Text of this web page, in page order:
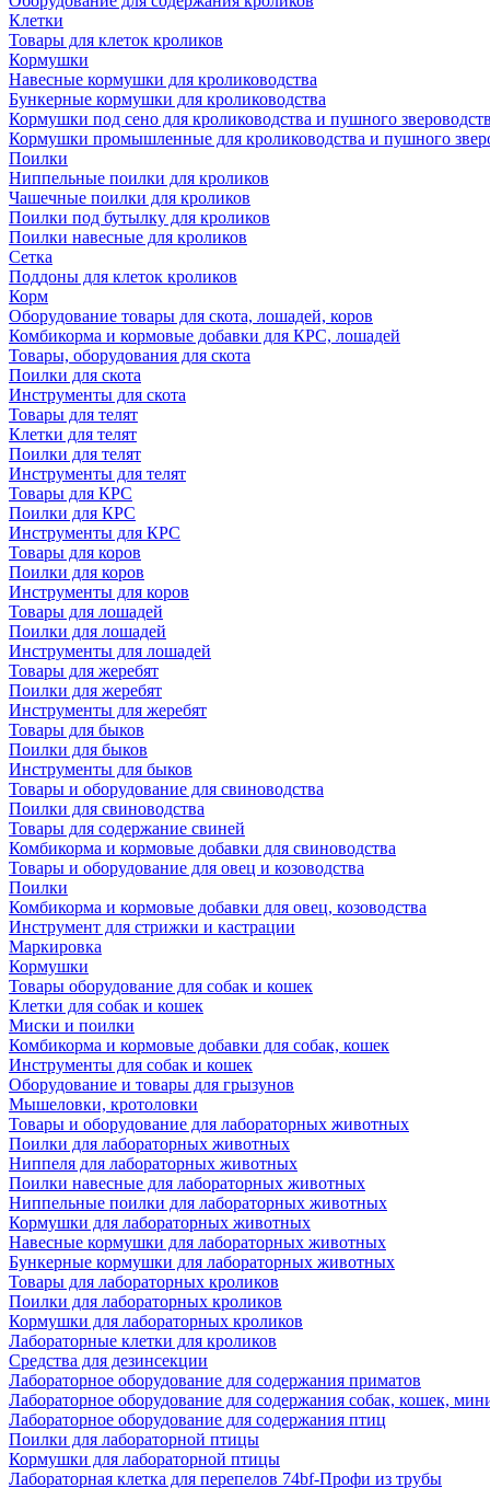
Клетки
Товары для клеток кроликов
Кормушки
Навесные кормушки для кролиководства
Бункерные кормушки для кролиководства
Кормушки под сено для кролиководства и пушного
Кормушки промышленные для кролиководства и пушного
Поилки
Ниппельные поилки для кроликов
Чашечные поилки для кроликов
Поилки под бутылку для кроликов
Поилки навесные для кроликов
Сетка
Поддоны для клеток кроликов
Корм
Оборудование товары для скота, лошадей, коров
Комбикорма и кормовые добавки для КРС, лошадей
Товары, оборудования для скота
Поилки для скота
Инструменты для скота
Товары для телят
Клетки для телят
Поилки для телят
Инструменты для телят
Товары для КРС
Поилки для КРС
Инструменты для КРС
Товары для коров
Поилки для коров
Инструменты для коров
Товары для лошадей
Поилки для лошадей
Инструменты для лошадей
Товары для жеребят
Поилки для жеребят
Инструменты для жеребят
Товары для быков
Поилки для быков
Инструменты для быков
Товары и оборудование для свиноводства
Поилки для свиноводства
Товары для содержание свиней
Комбикорма и кормовые добавки для свиноводства
Товары и оборудование для овец и козоводства
Поилки
Комбикорма и кормовые добавки для овец, козоводства
Инструмент для стрижки и кастрации
Маркировка
Кормушки
Товары оборудование для собак и кошек
Клетки для собак и кошек
Миски и поилки
Комбикорма и кормовые добавки для собак, кошек
Инструменты для собак и кошек
Оборудование и товары для грызунов
Мышеловки, кротоловки
Товары и оборудование для лабораторных животных
Поилки для лабораторных животных
Ниппеля для лабораторных животных
Поилки навесные для лабораторных животных
Ниппельные поилки для лабораторных животных
Кормушки для лабораторных животных
Навесные кормушки для лабораторных животных
Бункерные кормушки для лабораторных животных
Товары для лабораторных кроликов
Поилки для лабораторных кроликов
Кормушки для лабораторных кроликов
Лабораторные клетки для кроликов
Средства для дезинсекции
Лабораторное оборудование для содержания приматов
Лабораторное оборудование для содержания собак, кошек,
Лабораторное оборудование для содержания птиц
Поилки для лабораторной птицы
Кормушки для лабораторной птицы
Лабораторная клетка для перепелов 74bf-Профи из трубы